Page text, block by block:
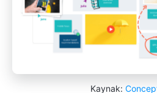
Kaynak: